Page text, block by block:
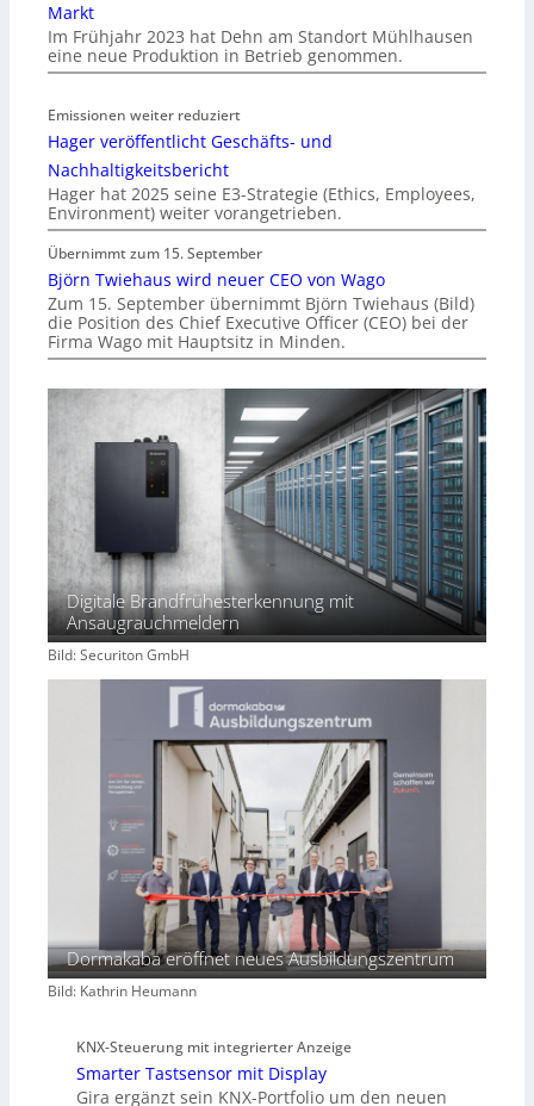
Markt
Im Frühjahr 2023 hat Dehn am Standort Mühlhausen
eine neue Produktion in Betrieb genommen.
Emissionen weiter reduziert
Hager veröffentlicht Geschäfts- und
Nachhaltigkeitsbericht
Hager hat 2025 seine E3-Strategie (Ethics, Employees,
Environment) weiter vorangetrieben.
Übernimmt zum 15. September
Björn Twiehaus wird neuer CEO von Wago
Zum 15. September übernimmt Björn Twiehaus (Bild)
die Position des Chief Executive Officer (CEO) bei der
Firma Wago mit Hauptsitz in Minden.
Digitale Brandfrühesterkennung mit
Ansaugrauchmeldern
Bild: Securiton GmbH
Dormakaba eröffnet neues Ausbildungszentrum
Bild: Kathrin Heumann
KNX-Steuerung mit integrierter Anzeige
Smarter Tastsensor mit Display
Gira ergänzt sein KNX-Portfolio um den neuen